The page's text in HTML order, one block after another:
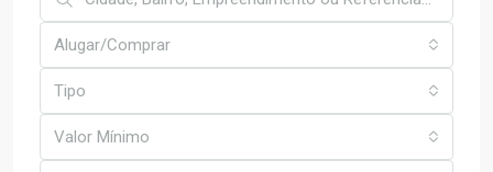
Alugar/Comprar
Tipo
Valor Mínimo